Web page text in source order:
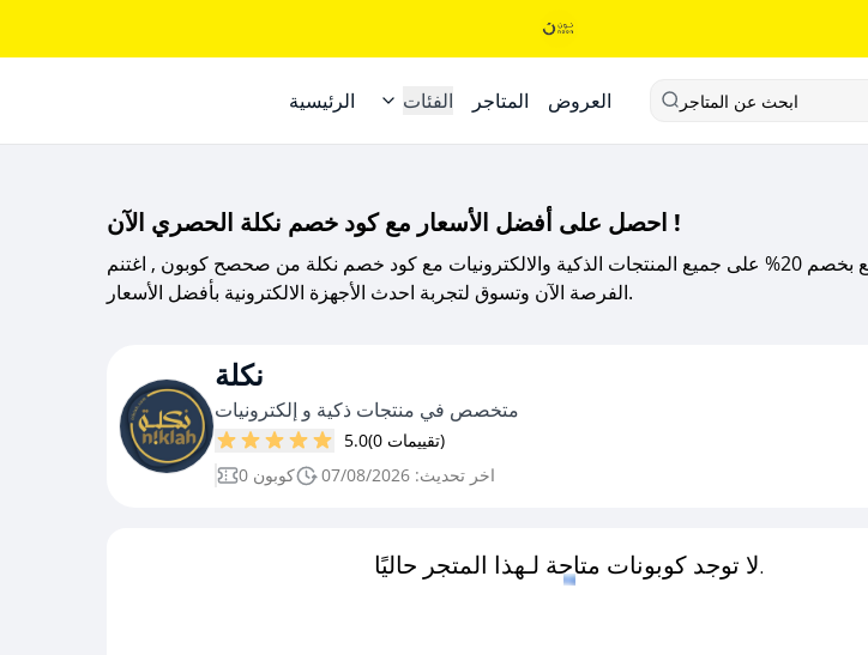
الرئيسية الفئات المتاجر العروض ابحث عن المتاجر
احصل على أفضل الأسعار مع كود خصم نكلة الحصري الآن !
استمتع بخصم 20% على جميع المنتجات الذكية والالكترونيات مع كود خصم نكلة من صحصح كوبون , اغتنم
الفرصة الآن وتسوق لتجربة احدث الأجهزة الالكترونية بأفضل الأسعار.
نكلة
متخصص في منتجات ذكية و إلكترونيات
5.0
(0 تقييمات)
0 كوبون
اخر تحديث: 07/08/2026
لا توجد كوبونات متاحة لـهذا المتجر حاليًا.